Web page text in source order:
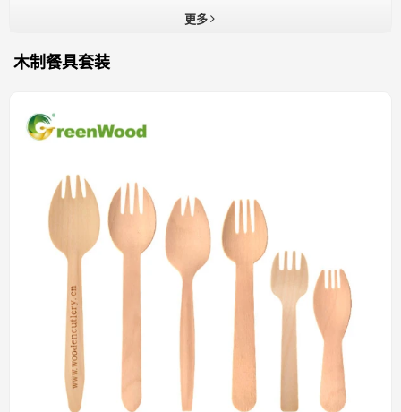
亿件，可满足客户大批量、多批次的订单需求，确保全球市场的高
等百余款可降解木质产品，支持多种规格、造型及功能性定制，广
我们紧密追踪全球市场趋势与客户需求，快速响应新型设计、材料
优化及工艺升级，助力客户打造差异化产品，抢占绿色消费先
触材料安全）等权威认证，建立严苛的质量管控体系，确保产品安
全合规，适配全球市场准入标准。 5. 全球合作经验与资源整合 深
耕行业20余年，服务网络覆盖数十个国家和地区，为多家世界500
强企业提供长期配套服务，具备万亿级产品的成熟交付经验，可协
助客户优化供应链布局，提升品牌可持续形象。 歌瑞恩以“绿色科
技驱动未来”为使命，通过资源节约型生产与可降解产品创新，助
力全球客户实现商业价值与环保责任的双重目标。诚邀各界伙伴携
手共筑绿色低碳未来！ 同时，歌瑞恩的研发中心也在不断研究市
场需求，开发更多贴近市场需求的木质一次性餐具款式。经过20
多年的积累和升级，歌瑞恩拥有成熟完整的核心技术经验，获得了
BRC、BSCI、FSC、SGS、LFGB等多项认证，能够高效、稳定、安
全地保证产品质量。歌瑞恩产品远销国内外几十个国家和地区，是
多家世界500强企业的指定供应商，餐具累计销量达万亿。
更多
木制餐具套装